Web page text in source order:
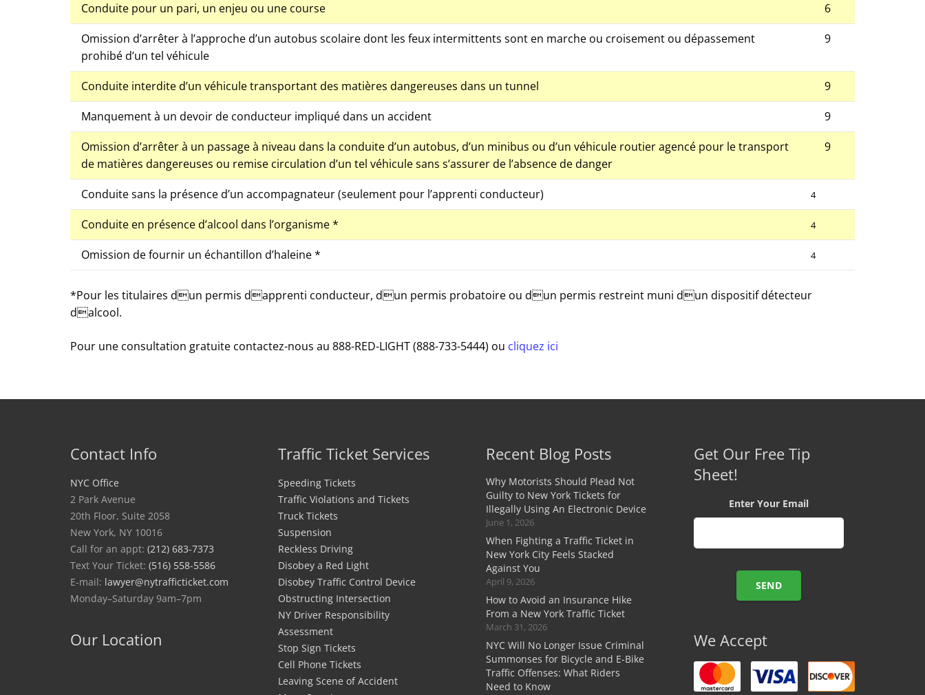
Conduite pour un pari, un enjeu ou une course
6
Omission d’arrêter à l’approche d’un autobus scolaire dont les feux intermittents sont en marche ou croisement ou dépassement
prohibé d’un tel véhicule
9
Conduite interdite d’un véhicule transportant des matières dangereuses dans un tunnel
9
Manquement à un devoir de conducteur impliqué dans un accident
9
Omission d’arrêter à un passage à niveau dans la conduite d’un autobus, d’un minibus ou d’un véhicule routier agencé pour le transport
de matières dangereuses ou remise circulation d’un tel véhicule sans s’assurer de l’absence de danger
9
Conduite sans la présence d’un accompagnateur (seulement pour l’apprenti conducteur) 4
Conduite en présence d’alcool dans l’organisme * 4
Omission de fournir un échantillon d’haleine * 4
*Pour les titulaires dun permis dapprenti conducteur, dun permis probatoire ou dun permis restreint muni dun dispositif détecteur
dalcool.
Pour une consultation gratuite contactez-nous au 888-RED-LIGHT (888-733-5444) ou cliquez ici
Contact Info
NYC Office
2 Park Avenue
20th Floor, Suite 2058
New York, NY 10016
Call for an appt: (212) 683-7373
Text Your Ticket: (516) 558-5586
E-mail: lawyer@nytrafficticket.com
Monday–Saturday 9am–7pm
Our Location
Traffic Ticket Services
Speeding Tickets
Traffic Violations and Tickets
Truck Tickets
Suspension
Reckless Driving
Disobey a Red Light
Disobey Traffic Control Device
Obstructing Intersection
NY Driver Responsibility
Assessment
Stop Sign Tickets
Cell Phone Tickets
Leaving Scene of Accident
Recent Blog Posts
Why Motorists Should Plead Not
Guilty to New York Tickets for
Illegally Using An Electronic Device
June 1, 2026
When Fighting a Traffic Ticket in
New York City Feels Stacked
Against You
April 9, 2026
How to Avoid an Insurance Hike
From a New York Traffic Ticket
March 31, 2026
NYC Will No Longer Issue Criminal
Summonses for Bicycle and E-Bike
Traffic Offenses: What Riders
Need to Know
Get Our Free Tip
Sheet!
Enter Your Email
We Accept